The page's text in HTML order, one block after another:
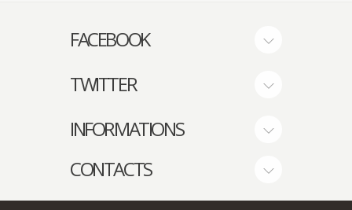
FACEBOOK
TWITTER
INFORMATIONS
CONTACTS